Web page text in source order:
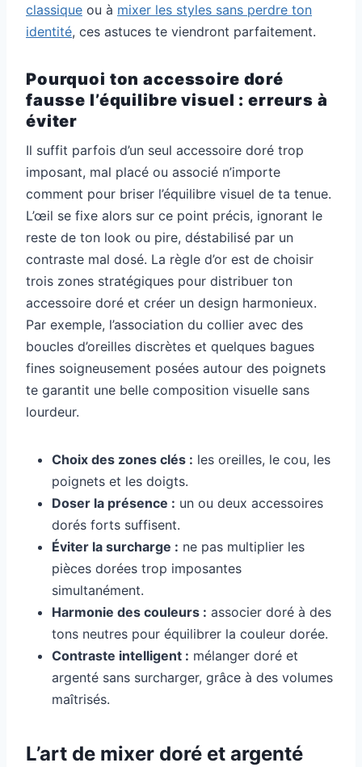
classique ou à mixer les styles sans perdre ton
identité, ces astuces te viendront parfaitement.
Pourquoi ton accessoire doré
fausse l’équilibre visuel : erreurs à
éviter
Il suffit parfois d’un seul accessoire doré trop
imposant, mal placé ou associé n’importe
comment pour briser l’équilibre visuel de ta tenue.
L’œil se fixe alors sur ce point précis, ignorant le
reste de ton look ou pire, déstabilisé par un
contraste mal dosé. La règle d’or est de choisir
trois zones stratégiques pour distribuer ton
accessoire doré et créer un design harmonieux.
Par exemple, l’association du collier avec des
boucles d’oreilles discrètes et quelques bagues
fines soigneusement posées autour des poignets
te garantit une belle composition visuelle sans
lourdeur.
Choix des zones clés : les oreilles, le cou, les
poignets et les doigts.
Doser la présence : un ou deux accessoires
dorés forts suffisent.
Éviter la surcharge : ne pas multiplier les
pièces dorées trop imposantes
simultanément.
Harmonie des couleurs : associer doré à des
tons neutres pour équilibrer la couleur dorée.
Contraste intelligent : mélanger doré et
argenté sans surcharger, grâce à des volumes
maîtrisés.
L’art de mixer doré et argenté